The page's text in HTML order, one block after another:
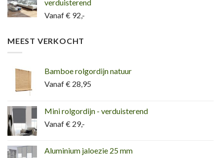
verduisterend
Vanaf € 92,-
MEEST VERKOCHT
Bamboe rolgordijn natuur
Vanaf € 28,95
Mini rolgordijn - verduisterend
Vanaf € 29,-
Aluminium jaloezie 25 mm